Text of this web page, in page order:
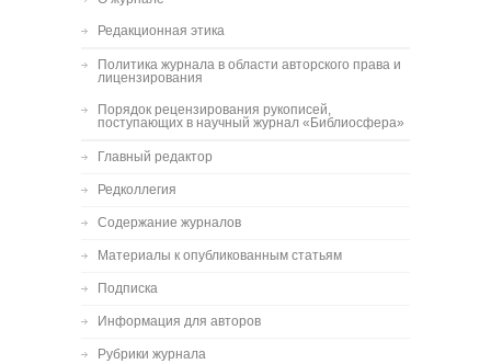
Редакционная этика
Политика журнала в области авторского права и
лицензирования
Порядок рецензирования рукописей,
поступающих в научный журнал «Библиосфера»
Главный редактор
Редколлегия
Содержание журналов
Материалы к опубликованным статьям
Подписка
Информация для авторов
Рубрики журнала